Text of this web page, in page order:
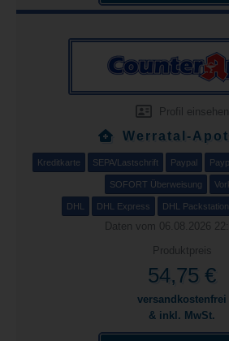
Profil einsehen
Werratal-
Kreditkarte SEPA/Lastschrift Paypal
SOFORT Überweisung
DHL DHL Express DHL Packstation
Daten vom 06.08.2026
Produktpreis
54,75 €
versandkostenfrei
& inkl. MwSt.